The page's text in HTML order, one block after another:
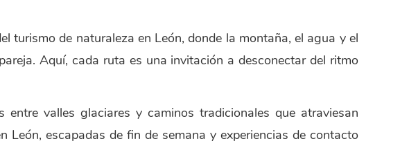
turismo de naturaleza en León, donde la montaña, el agua y el
Aquí, cada ruta es una invitación a desconectar del ritmo
valles glaciares y caminos tradicionales que atraviesan
escapadas de fin de semana y experiencias de contacto